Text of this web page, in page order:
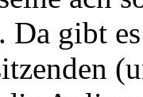
Da gibt